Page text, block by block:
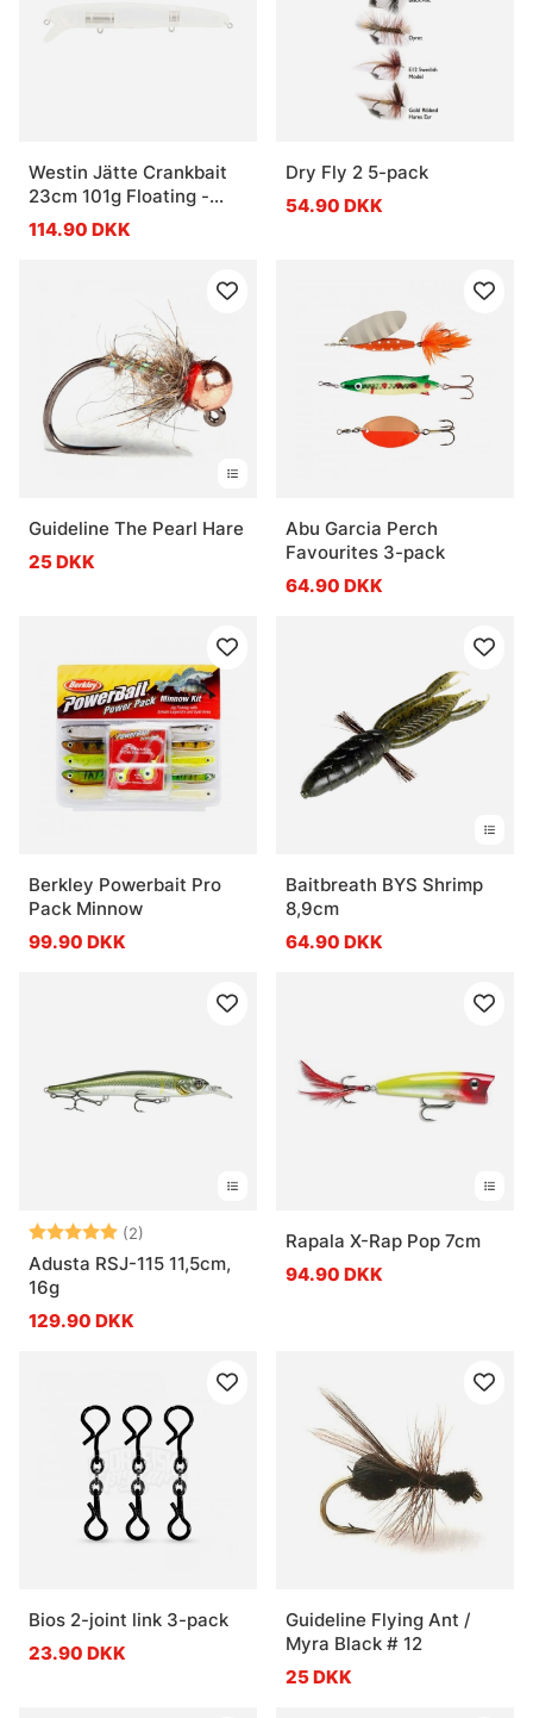
Westin Jätte Crankbait
23cm 101g Floating -
Blank
114.90 DKK
Dry Fly 2 5-pack
54.90 DKK
Guideline The Pearl Hare
25 DKK
Abu Garcia Perch
Favourites 3-pack
64.90 DKK
Berkley Powerbait Pro
Pack Minnow
99.90 DKK
Baitbreath BYS Shrimp
8,9cm
64.90 DKK
Vurdering: (2)
5.0 ud af 5 stjerner
Adusta RSJ-115 11,5cm,
16g
129.90 DKK
Rapala X-Rap Pop 7cm
94.90 DKK
Bios 2-joint link 3-pack
23.90 DKK
Guideline Flying Ant /
Myra Black # 12
25 DKK